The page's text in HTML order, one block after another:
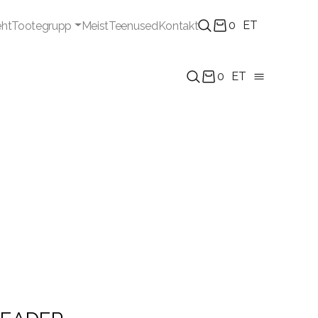
Tootegrupp MeistTeenusedKontakt 0 ET
0 ET